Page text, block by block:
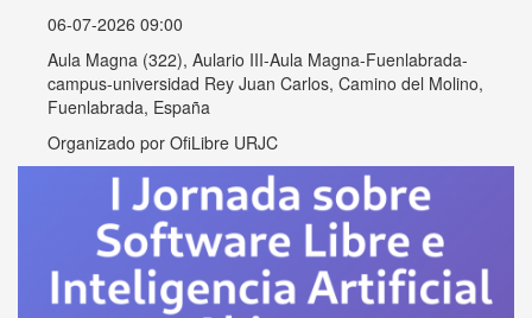
06-07-2026 09:00
Aula Magna (322), Aulario III-Aula Magna-Fuenlabrada-
campus-universidad Rey Juan Carlos, Camino del Molino,
Fuenlabrada, España
Organizado por OfiLibre URJC